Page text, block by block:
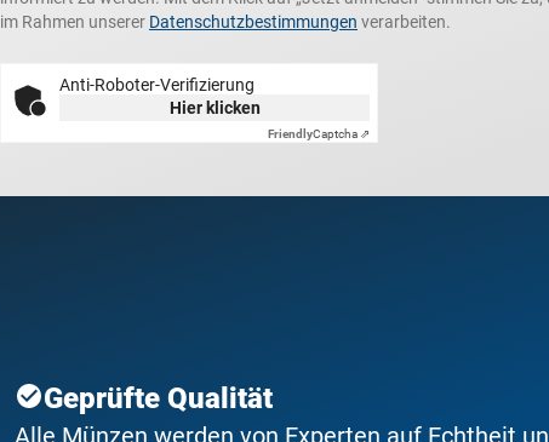
im Rahmen unserer Datenschutzbestimmungen verarbeiten.
Anti-Roboter-Verifizierung
Hier klicken
FriendlyCaptcha ⇗
Geprüfte Qualität
Alle Münzen werden von Experten auf Echtheit